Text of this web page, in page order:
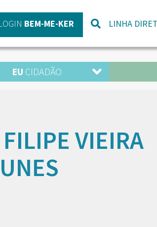
BEM-ME-KER LINHA
EU CIDADÃO
VIEIRA